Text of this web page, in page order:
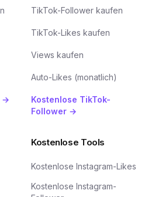
→
TikTok-Follower kaufen
TikTok-Likes kaufen
Views kaufen
Auto-Likes (monatlich)
Kostenlose TikTok-
Follower →
Kostenlose Tools
Kostenlose Instagram-Likes
Kostenlose Instagram-